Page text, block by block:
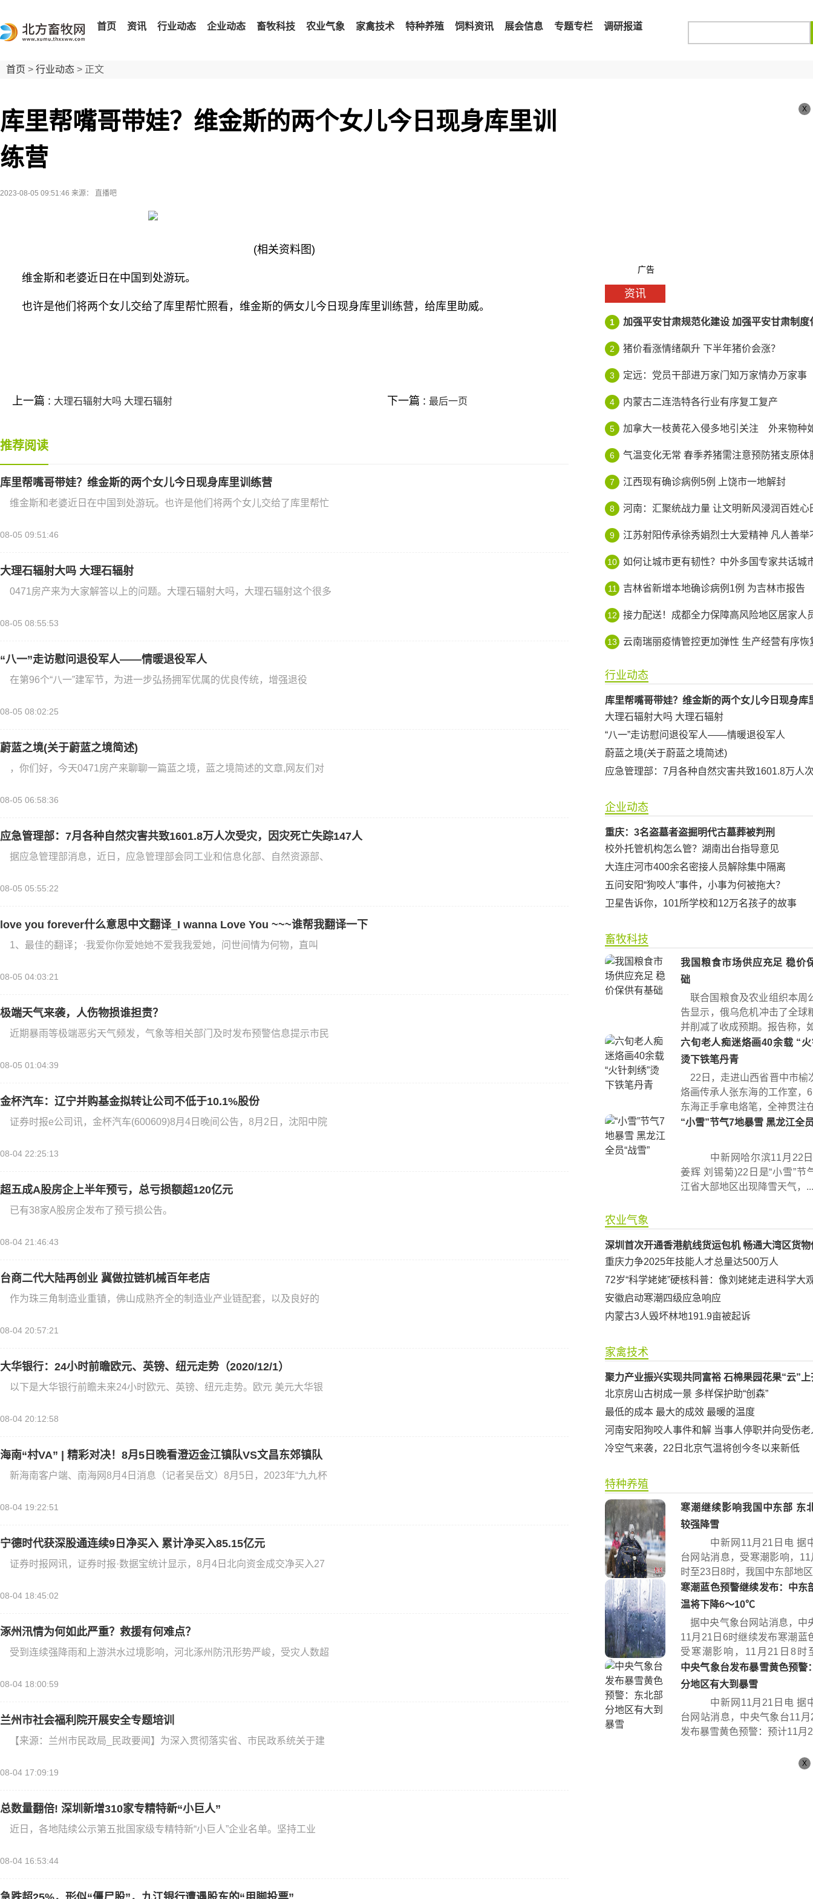
首页 资讯 行业动态 企业动态 畜牧科技 农业气象 家禽技术 特种养殖 饲料资讯 展会信息 专题专栏 调研报道
首页 > 行业动态 > 正文
库里帮嘴哥带娃？维金斯的两个女儿今日现身库里训
练营
2023-08-05 09:51:46 来源： 直播吧
(相关资料图)
维金斯和老婆近日在中国到处游玩。
也许是他们将两个女儿交给了库里帮忙照看，维金斯的俩女儿今日现身库里训练营，给库里助威。
上一篇 : 大理石辐射大吗 大理石辐射 下一篇 : 最后一页
推荐阅读
库里帮嘴哥带娃？维金斯的两个女儿今日现身库里训练营
维金斯和老婆近日在中国到处游玩。也许是他们将两个女儿交给了库里帮忙
08-05 09:51:46
大理石辐射大吗 大理石辐射
0471房产来为大家解答以上的问题。大理石辐射大吗，大理石辐射这个很多
08-05 08:55:53
“八一”走访慰问退役军人——情暖退役军人
在第96个“八一”建军节，为进一步弘扬拥军优属的优良传统，增强退役
08-05 08:02:25
蔚蓝之境(关于蔚蓝之境简述)
，你们好，今天0471房产来聊聊一篇蓝之境，蓝之境简述的文章,网友们对
08-05 06:58:36
应急管理部：7月各种自然灾害共致1601.8万人次受灾，因灾死亡失踪147人
据应急管理部消息，近日，应急管理部会同工业和信息化部、自然资源部、
08-05 05:55:22
love you forever什么意思中文翻译_I wanna Love You ~~~谁帮我翻译一下
1、最佳的翻译；·我爱你你爱她她不爱我我爱她，问世间情为何物，直叫
08-05 04:03:21
极端天气来袭，人伤物损谁担责？
近期暴雨等极端恶劣天气频发，气象等相关部门及时发布预警信息提示市民
08-05 01:04:39
金杯汽车：辽宁并购基金拟转让公司不低于10.1%股份
证券时报e公司讯，金杯汽车(600609)8月4日晚间公告，8月2日，沈阳中院
08-04 22:25:13
超五成A股房企上半年预亏，总亏损额超120亿元
已有38家A股房企发布了预亏损公告。
08-04 21:46:43
台商二代大陆再创业 冀做拉链机械百年老店
作为珠三角制造业重镇，佛山成熟齐全的制造业产业链配套，以及良好的
08-04 20:57:21
大华银行：24小时前瞻欧元、英镑、纽元走势（2020/12/1）
以下是大华银行前瞻未来24小时欧元、英镑、纽元走势。欧元 美元大华银
08-04 20:12:58
海南“村VA” | 精彩对决！8月5日晚看澄迈金江镇队VS文昌东郊镇队
新海南客户端、南海网8月4日消息（记者吴岳文）8月5日，2023年“九九杯
08-04 19:22:51
宁德时代获深股通连续9日净买入 累计净买入85.15亿元
证券时报网讯，证券时报·数据宝统计显示，8月4日北向资金成交净买入27
08-04 18:45:02
涿州汛情为何如此严重？救援有何难点？
受到连续强降雨和上游洪水过境影响，河北涿州防汛形势严峻，受灾人数超
08-04 18:00:59
兰州市社会福利院开展安全专题培训
【来源：兰州市民政局_民政要闻】为深入贯彻落实省、市民政系统关于建
08-04 17:09:19
总数量翻倍! 深圳新增310家专精特新“小巨人”
近日，各地陆续公示第五批国家级专精特新“小巨人”企业名单。坚持工业
08-04 16:53:44
X
广告
资讯
1 加强平安甘肃规范化建设 加强平安甘肃制度
2 猪价看涨情绪飙升 下半年猪价会涨？
3 定远：党员干部进万家门知万家情办万家事
4 内蒙古二连浩特各行业有序复工复产
5 加拿大一枝黄花入侵多地引关注 外来物种如何
6 气温变化无常 春季养猪需注意预防猪支原体
7 江西现有确诊病例5例 上饶市一地解封
8 河南：汇聚统战力量 让文明新风浸润百姓心
9 江苏射阳传承徐秀娟烈士大爱精神 凡人善举不
10 如何让城市更有韧性？中外多国专家共话城市智
11 吉林省新增本地确诊病例1例 为吉林市报告
12 接力配送！成都全力保障高风险地区居家人员生活
13 云南瑞丽疫情管控更加弹性 生产经营有序恢
行业动态
库里帮嘴哥带娃？维金斯的两个女儿今日现身库
大理石辐射大吗 大理石辐射
“八一”走访慰问退役军人——情暖退役军人
蔚蓝之境(关于蔚蓝之境简述)
企业动态
重庆：3名盗墓者盗掘明代古墓葬被判刑
校外托管机构怎么管？湖南出台指导意见
大连庄河市400余名密接人员解除集中隔离
五问安阳“狗咬人”事件，小事为何被拖大？
卫星告诉你，101所学校和12万名孩子的故事
畜牧科技
我国粮食市场供应充足 稳价
础
联合国粮食及农业组织本周
告显示，俄乌危机冲击了全球
并削减了收成预期。报告称，
六旬老人痴迷烙画40余载 “火针刺绣”
烫下铁笔丹青
22日，走进山西省晋中市榆
烙画传承人张东海的工作室，
东海正手拿电烙笔，全神贯注
“小雪”节气7地暴雪 黑龙江全
中新网哈尔滨11月22日
姜辉 刘锡菊)22日是“小雪”节
江省大部地区出现降雪天气，...
农业气象
深圳首次开通香港航线货运包机 畅通大湾区货物
重庆力争2025年技能人才总量达500万人
72岁“科学姥姥”硬核科普：像刘姥姥走进科学大
安徽启动寒潮四级应急响应
内蒙古3人毁坏林地191.9亩被起诉
家禽技术
聚力产业振兴实现共同富裕 石棉果园花果“云”上
北京房山古树成一景 多样保护助“创森”
最低的成本 最大的成效 最暖的温度
河南安阳狗咬人事件和解 当事人停职并向受伤老
冷空气来袭，22日北京气温将创今冬以来新低
特种养殖
寒潮继续影响我国中东部 东
较强降雪
中新网11月21日电 据
台网站消息，受寒潮影响，
时至23日8时，我国中东部地
寒潮蓝色预警继续发布：中东
温将下降6～10℃
据中央气象台网站消息，中
11月21日6时继续发布寒潮蓝
受寒潮影响，11月21日8时
时...
中央气象台发布暴雪黄色预警
分地区有大到暴雪
中新网11月21日电 据
台网站消息，中央气象台11
发布暴雪黄色预警：预计11月
X